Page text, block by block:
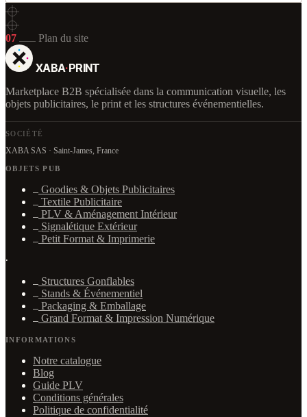
07 Plan du site
XABA·PRINT
Marketplace B2B spécialisée dans la communication visuelle, les
objets publicitaires, le print et les structures événementielles.
SOCIÉTÉ
XABA SAS · Saint-James, France
OBJETS PUB
Goodies & Objets Publicitaires
Textile Publicitaire
PLV & Aménagement Intérieur
Signalétique Extérieur
Petit Format & Imprimerie
·
Structures Gonflables
Stands & Événementiel
Packaging & Emballage
Grand Format & Impression Numérique
INFORMATIONS
Notre catalogue
Blog
Guide PLV
Conditions générales
Politique de confidentialité